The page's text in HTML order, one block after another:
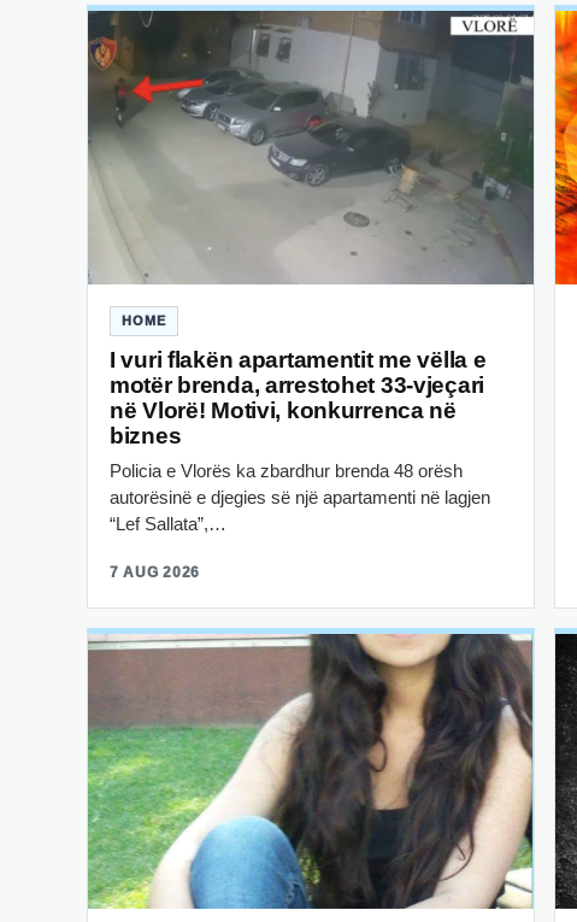
HOME
I vuri flakën apartamentit me vëlla e
motër brenda, arrestohet 33-vjeçari
në Vlorë! Motivi, konkurrenca në
biznes
Policia e Vlorës ka zbardhur brenda 48 orësh
autorësinë e djegies së një apartamenti në lagjen
“Lef Sallata”,…
7 AUG 2026